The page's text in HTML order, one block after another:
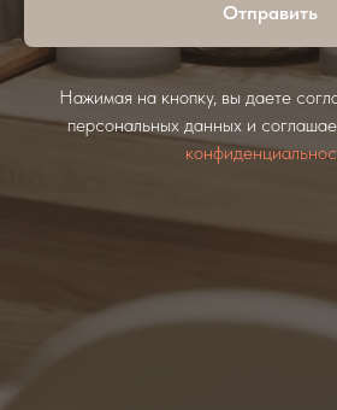
Отправить
Нажимая на кнопку, вы даете
персональных данных и